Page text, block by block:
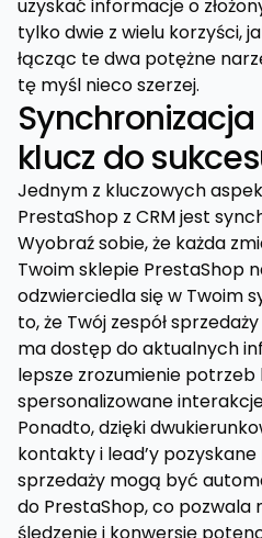
uzyskać informacje o
tylko dwie z wielu korzyści,
łącząc te dwa potężne
tę myśl nieco szerzej.
klucz do
Jednym z kluczowych
PrestaShop z CRM jest
Wyobraź sobie, że każda
Twoim sklepie PrestaShop
odzwierciedla się w Twoim
to, że Twój zespół
ma dostęp do aktualnych
lepsze zrozumienie potrzeb
spersonalizowane
Ponadto, dzięki
kontakty i lead’y pozyskane
sprzedaży mogą być
do PrestaShop, co pozwala